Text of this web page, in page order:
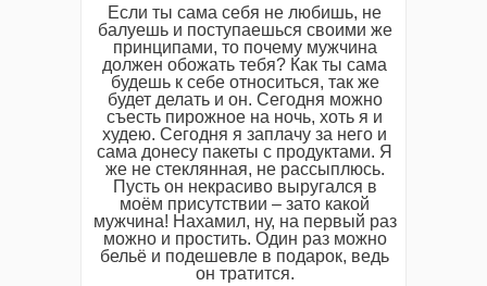
Если ты сама себя не любишь, не
балуешь и поступаешься своими же
принципами, то почему мужчина
должен обожать тебя? Как ты сама
будешь к себе относиться, так же
будет делать и он. Сегодня можно
съесть пирожное на ночь, хоть я и
худею. Сегодня я заплачу за него и
сама донесу пакеты с продуктами. Я
же не стеклянная, не рассыплюсь.
Пусть он некрасиво выругался в
моём присутствии – зато какой
мужчина! Нахамил, ну, на первый раз
можно и простить. Один раз можно
бельё и подешевле в подарок, ведь
он тратится.